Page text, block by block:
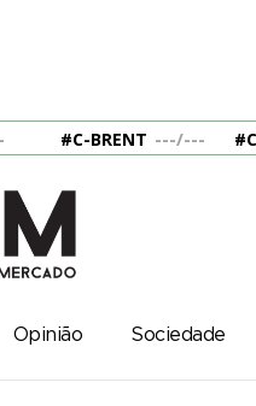
#C-BRENT ---/---
Opinião Sociedade